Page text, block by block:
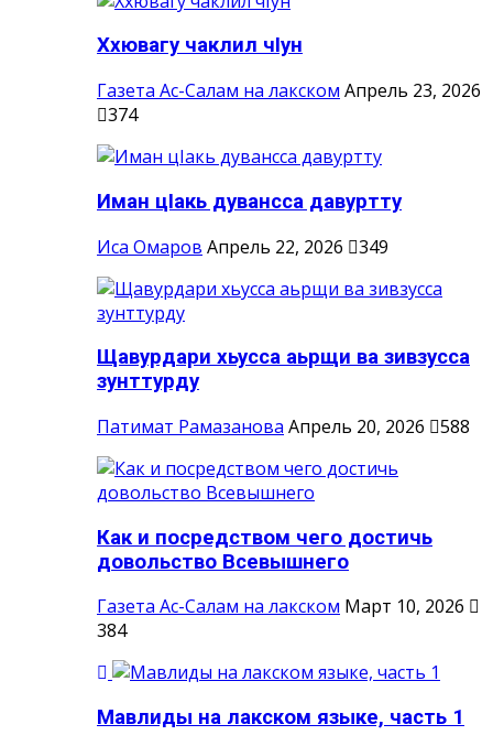
Ххювагу чаклил чIун
Газета Ас-Салам на лакском Апрель 23, 2026
374
Иман цIакь дувансса давуртту
Иса Омаров Апрель 22, 2026 349
Щавурдари хьусса аьрщи ва зивзусса
зунттурду
Патимат Рамазанова Апрель 20, 2026 588
Как и посредством чего достичь
довольство Всевышнего
Газета Ас-Салам на лакском Март 10, 2026
384
Мавлиды на лакском языке, часть 1